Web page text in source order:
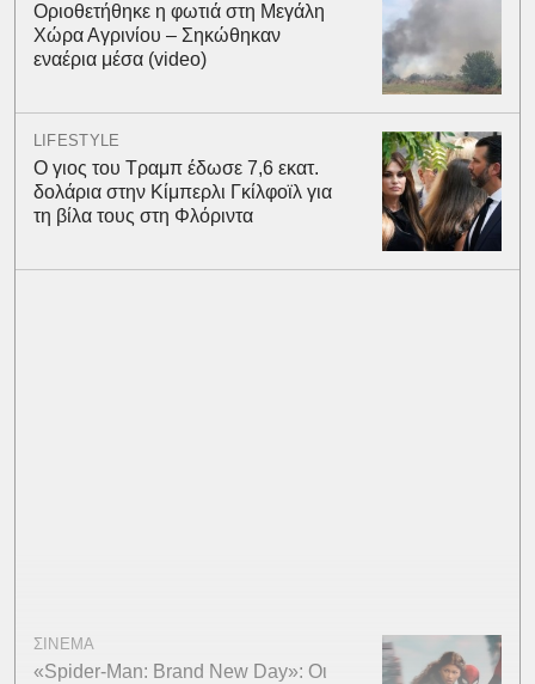
Οριοθετήθηκε η φωτιά στη Μεγάλη
Χώρα Αγρινίου – Σηκώθηκαν
εναέρια μέσα (video)
LIFESTYLE
Ο γιος του Τραμπ έδωσε 7,6 εκατ.
δολάρια στην Κίμπερλι Γκίλφοϊλ για
τη βίλα τους στη Φλόριντα
ΣΙΝΕΜΑ
«Spider-Man: Brand New Day»: Οι